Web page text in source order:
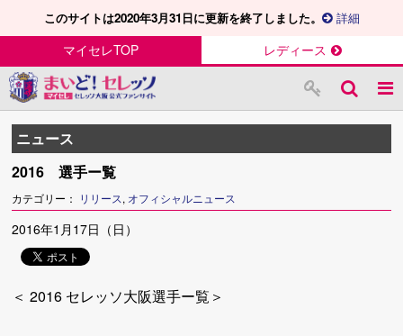
このサイトは2020年3月31日に更新を終了しました。 詳細
マイセレTOP レディース
ニュース
2016 選手ー覧
カテゴリー： リリース, オフィシャルニュース
2016年1月17日（日）
＜ 2016 セレッソ大阪選手ー覧＞